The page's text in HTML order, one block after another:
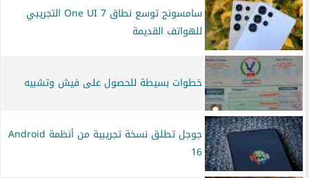
سامسونج توسع نطاق One UI 7 التجريبي
للهواتف القديمة
خطوات بسيطة للحصول على فيش وتشبيه
جوجل تطلق نسخة تجريبية من أنظمة Android
16